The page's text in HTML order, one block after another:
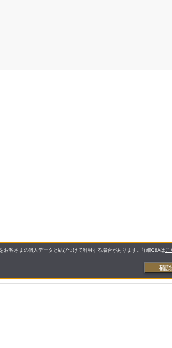
客さまの個人データと結びつけて利用する場合があります。詳細Q&Aは こ
確